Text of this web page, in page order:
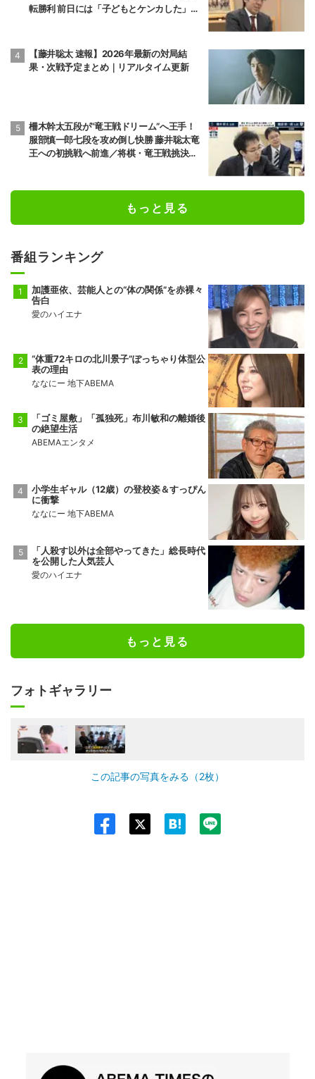
転勝利 前日には「子どもとケンカした」パ
【藤井聡太 速報】2026年最新の対局結
果・次戦予定まとめ｜リアルタイム更新
柵木幹太五段が“竜王戦ドリーム”へ王手！
服部慎一郎七段を攻め倒し快勝 藤井聡太竜
王への初挑戦へ前進／将棋・竜王戦挑決第1
もっと見る
番組ランキング
加護亜依、芸能人との“体の関係”を赤裸々
告白
愛のハイエナ
“体重72キロの北川景子”ぽっちゃり体型公
表の理由
ななにー 地下ABEMA
「ゴミ屋敷」「孤独死」布川敏和の離婚後
の絶望生活
ABEMAエンタメ
小学生ギャル（12歳）の登校姿＆すっぴん
に衝撃
ななにー 地下ABEMA
「人殺す以外は全部やってきた」総長時代
を公開した人気芸人
愛のハイエナ
もっと見る
フォトギャラリー
この記事の写真をみる（2枚）